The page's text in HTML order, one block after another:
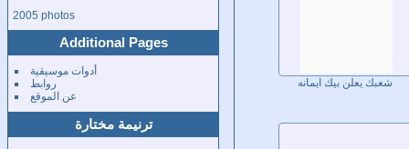
2005 photos
Additional Pages
أدوات موسيقية
روابط
عن الموقع
ترنيمة مختارة
شعبك يعلن بيك ايمانه